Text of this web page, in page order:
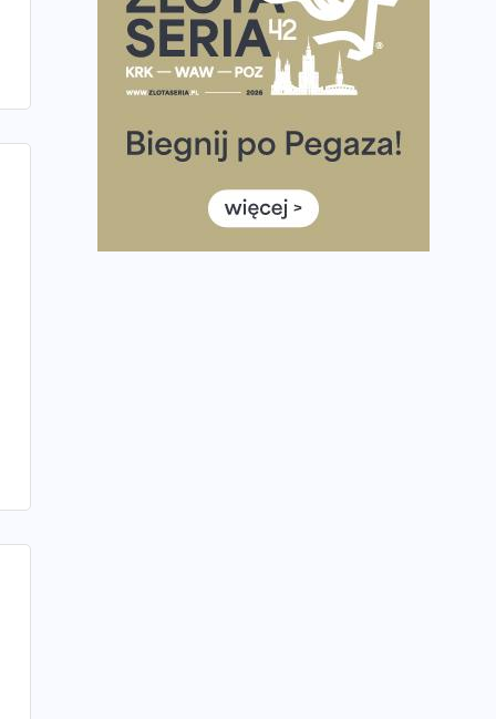
Praska 5k Run gospodarzem Mistrzostw Polski
Największy Bieg Powstania Warszawskiego w
historii. Ponad 12 tysięcy uczestników pobiegło
Tętno vs tempo – czym kierować się w
Co ma dużo białka? Produkty, które warto